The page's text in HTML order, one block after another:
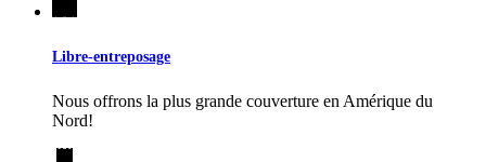
Libre-entreposage
Nous offrons la plus grande couverture en Amérique du
Nord!